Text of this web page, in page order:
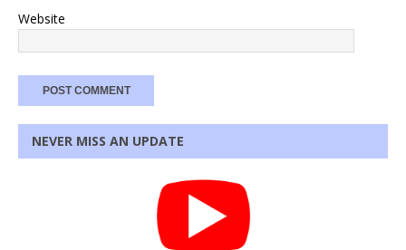
Website
NEVER MISS AN UPDATE